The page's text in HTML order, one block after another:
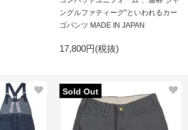
ングルファティーグ"といわれるカー
ゴパンツ MADE IN JAPAN
17,800円(税抜)
Sold Out